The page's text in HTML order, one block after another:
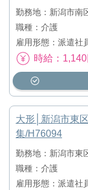
勤務地：新潟市南
職種：介護
雇用形態：派遣社
時給：
大形│新潟市東
集/H76094
勤務地：新潟市東
職種：介護
雇用形態：派遣社